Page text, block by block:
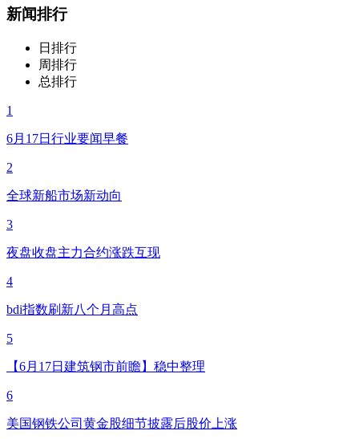
新闻排行
日排行
周排行
总排行
1
6月17日行业要闻早餐
2
全球新船市场新动向
3
夜盘收盘主力合约涨跌互现
4
bdi指数刷新八个月高点
5
【6月17日建筑钢市前瞻】稳中整理
6
美国钢铁公司黄金股细节披露后股价上涨